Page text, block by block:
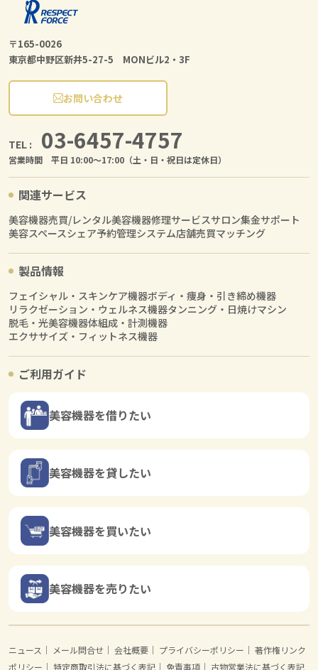
〒165-0026
東京都中野区新井5-27-5 MONビル2・3F
お問い合わせ
TEL : 03-6457-4757
営業時間 平日 10:00〜17:00（土・日・祝日は定休日）
関連サービス
美容機器売買/レンタル美容機器修理サービスサロン集金サポート
美容スペースシェア予約管理システム店舗売買マッチング
製品情報
フェイシャル・スキンケア機器ボディ・痩身・引き締め機器
リラクゼーション・ウェルネス機器タンニング・日焼けマシン
脱毛・光美容機器体組成・計測機器
エクササイズ・フィットネス機器
ご利用ガイド
美容機器を借りたい
美容機器を貸したい
美容機器を買いたい
美容機器を売りたい
ニュース ｜ メール問合せ ｜ 会社概要 ｜ プライバシーポリシー ｜ 著作権リンク
ポリシー ｜ 特定商取引法に基づく表記 ｜ 免責事項 ｜ 古物営業法に基づく表記